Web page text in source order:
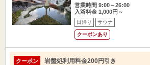
営業時間 9:00～26:00
入浴料金 1,000円～
日帰り サウナ
クーポンあり
クーポン 岩盤処利用料金200円引き